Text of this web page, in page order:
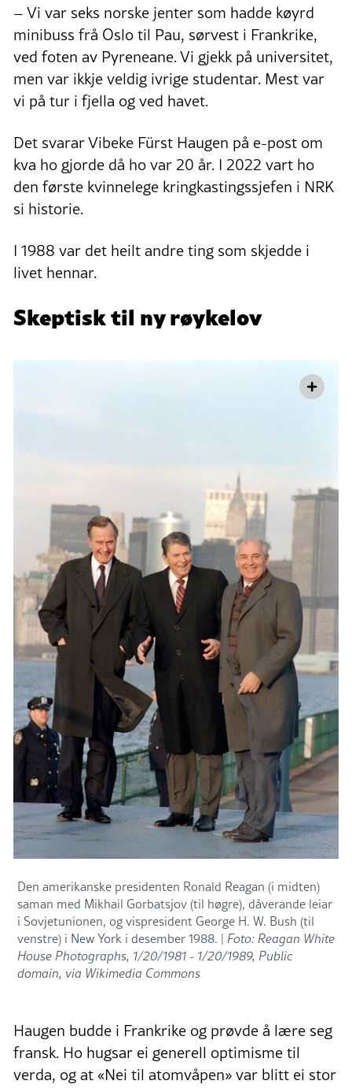
– Vi var seks norske jenter som hadde køyrd
minibuss frå Oslo til Pau, sørvest i Frankrike,
ved foten av Pyreneane. Vi gjekk på universitet,
men var ikkje veldig ivrige studentar. Mest var
vi på tur i fjella og ved havet.
Det svarar Vibeke Fürst Haugen på e-post om
kva ho gjorde då ho var 20 år. I 2022 vart ho
den første kvinnelege kringkastingssjefen i NRK
si historie.
I 1988 var det heilt andre ting som skjedde i
livet hennar.
Skeptisk til ny røykelov
Den amerikanske presidenten Ronald Reagan (i midten)
saman med Mikhail Gorbatsjov (til høgre), dåverande leiar
i Sovjetunionen, og vispresident George H. W. Bush (til
venstre) i New York i desember 1988. | Foto: Reagan White
House Photographs, 1/20/1981 - 1/20/1989, Public
domain, via Wikimedia Commons
Haugen budde i Frankrike og prøvde å lære seg
fransk. Ho hugsar ei generell optimisme til
verda, og at «Nei til atomvåpen» var blitt ei stor